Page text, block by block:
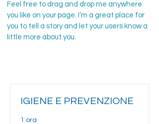
Feel free to drag and drop me anywhere
you like on your page. I’m a great place for
you to tell a story and let your users know a
little more about you.
IGIENE E PREVENZIONE
1 ora